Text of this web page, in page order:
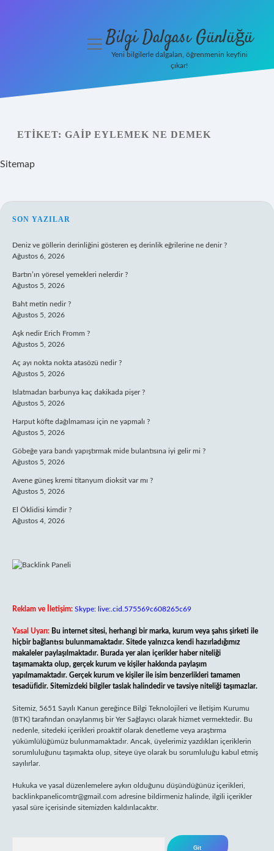
menüyüBilgi Dalgası Günlüğü
Yeni bilgilerle dalgalan, öğrenmenin keyfini
çıkar!
ETIKET: GAIP EYLEMEK NE DEMEK
Sitemap
SIDEBAR
SON YAZILAR
Deniz ve göllerin derinliğini gösteren eş derinlik eğrilerine ne denir ?
Ağustos 6, 2026
Bartın’ın yöresel yemekleri nelerdir ?
Ağustos 5, 2026
Baht metin nedir ?
Ağustos 5, 2026
Aşk nedir Erich Fromm ?
Ağustos 5, 2026
Aç ayı nokta nokta atasözü nedir ?
Ağustos 5, 2026
Islatmadan barbunya kaç dakikada pişer ?
Ağustos 5, 2026
Harput köfte dağılmaması için ne yapmalı ?
Ağustos 5, 2026
Göbeğe yara bandı yapıştırmak mide bulantısına iyi gelir mi ?
Ağustos 5, 2026
Avene güneş kremi titanyum dioksit var mı ?
Ağustos 5, 2026
El Öklidisi kimdir ?
Ağustos 4, 2026
Reklam ve İletişim: Skype: live:.cid.575569c608265c69
Yasal Uyarı: Bu internet sitesi, herhangi bir marka, kurum veya şahıs şirketi ile
hiçbir bağlantısı bulunmamaktadır. Sitede yalnızca kendi hazırladığımız
makaleler paylaşılmaktadır. Burada yer alan içerikler haber niteliği
taşımamakta olup, gerçek kurum ve kişiler hakkında paylaşım
yapılmamaktadır. Gerçek kurum ve kişiler ile isim benzerlikleri tamamen
tesadüfidir. Sitemizdeki bilgiler taslak halindedir ve tavsiye niteliği taşımazlar.
Sitemiz, 5651 Sayılı Kanun gereğince Bilgi Teknolojileri ve İletişim Kurumu
(BTK) tarafından onaylanmış bir Yer Sağlayıcı olarak hizmet vermektedir. Bu
nedenle, sitedeki içerikleri proaktif olarak denetleme veya araştırma
yükümlülüğümüz bulunmamaktadır. Ancak, üyelerimiz yazdıkları içeriklerin
sorumluluğunu taşımakta olup, siteye üye olarak bu sorumluluğu kabul etmiş
sayılırlar.
Hukuka ve yasal düzenlemelere aykırı olduğunu düşündüğünüz içerikleri,
backlinkpanelicomtr@gmail.com adresine bildirmeniz halinde, ilgili içerikler
yasal süre içerisinde sitemizden kaldırılacaktır.